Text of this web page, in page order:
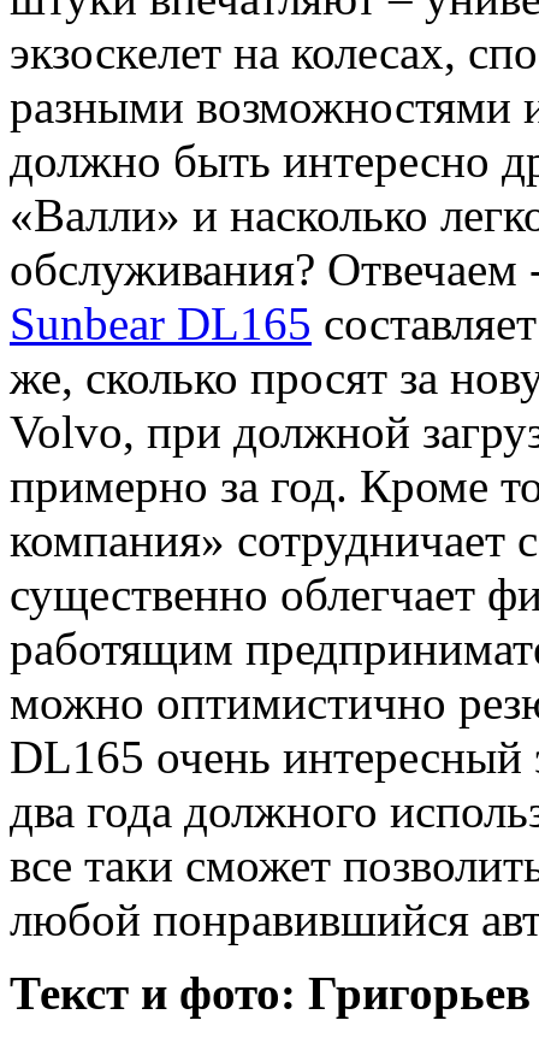
экзоскелет на колесах,
разными возможностями
должно быть интересно
«Валли» и насколько
обслуживания?
Sunbear DL165
же, сколько просят за
Volvo, при должной
примерно за год. Кроме
компания»
существенно облегчает
работящим
можно оптимистично
DL165 очень интересный
два года должного
все таки сможет
любой понравившийся
Текст и фото: